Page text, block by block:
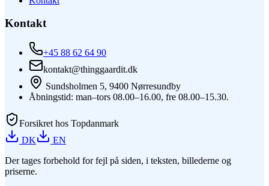
Kontakt
+45 88 62 64 90
kontakt@thinggaardit.dk
Sundsholmen 5, 9400 Nørresundby
Åbningstid: man–tors 08.00–16.00, fre 08.00–15.30.
Forsikret hos Topdanmark
DK
EN
Der tages forbehold for fejl på siden, i teksten, billederne og
priserne.